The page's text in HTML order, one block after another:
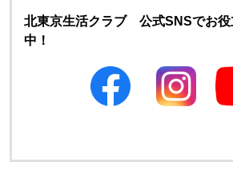
北東京生活クラブ 公式SNSでお役
中！